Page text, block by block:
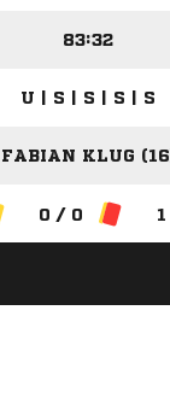
83:32
U | S | S | S | S
FABIAN KLUG
0 / 0